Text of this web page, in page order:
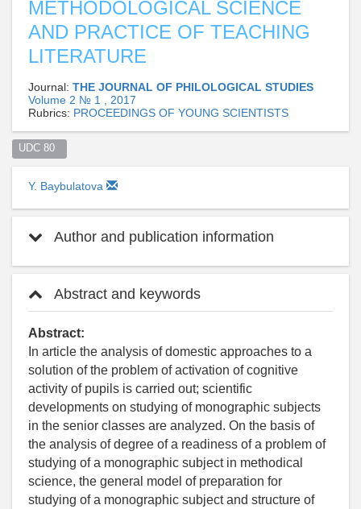
METHODOLOGICAL SCIENCE
AND PRACTICE OF TEACHING
LITERATURE
Journal: THE JOURNAL OF PHILOLOGICAL STUDIES
Volume 2 № 1 , 2017
Rubrics: PROCEEDINGS OF YOUNG SCIENTISTS
UDC 80
Y. Baybulatova
Author and publication information
Abstract and keywords
Abstract:
In article the analysis of domestic approaches to a
solution of the problem of activation of cognitive
activity of pupils is carried out; scientific
developments on studying of monographic subjects
in the senior classes are analyzed. On the basis of
the analysis of degree of a readiness of a problem of
studying of a monographic subject in methodical
science, the general model of preparation for
studying of a monographic subject and structure of